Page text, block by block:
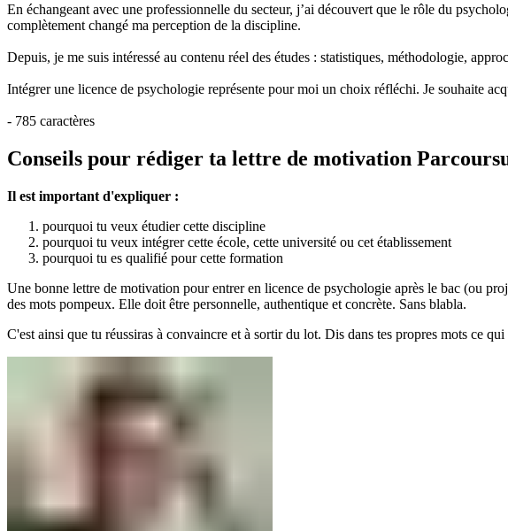
En échangeant avec une professionnelle du secteur, j’ai découvert que le rôle du
complètement changé ma perception de la discipline.
Depuis, je me suis intéressé au contenu réel des études : statistiques, méthodologie,
Intégrer une licence de psychologie représente pour moi un choix réfléchi. Je souhaite
- 785 caractères
Conseils pour rédiger ta lettre de motivation
Il est important d'expliquer :
pourquoi tu veux étudier cette discipline
pourquoi tu veux intégrer cette école, cette université ou cet établissement
pourquoi tu es qualifié pour cette formation
Une bonne lettre de motivation pour entrer en licence de psychologie après le bac (ou
des mots pompeux. Elle doit être personnelle, authentique et concrète. Sans blabla.
C'est ainsi que tu réussiras à convaincre et à sortir du lot. Dis dans tes propres mots ce